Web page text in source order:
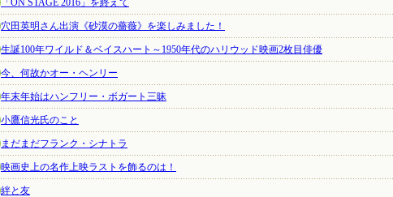
「ON STAGE 2016」を終えて
穴田英明さん出演《砂漠の薔薇》を楽しみました！
生誕100年ワイルド＆ベイスハート～1950年代のハリウッド映画2枚目俳優
今、何故かオー・ヘンリー
年末年始はハンフリー・ボガート三昧
小鷹信光氏のこと
まだまだフランク・シナトラ
映画史上の名作上映ラストを飾るのは！
絆と友